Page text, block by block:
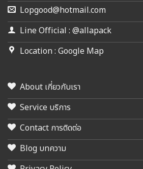
Lopgood@hotmail.com
Line Official : @allapack
Location : Google Map
About เกี่ยวกับเรา
Service บริการ
Contact การติดต่อ
Blog บทความ